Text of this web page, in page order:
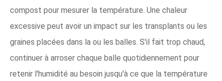
compost pour mesurer la température. Une chaleur
excessive peut avoir un impact sur les transplants ou les
graines placées dans la ou les balles. S'il fait trop chaud,
continuer à arroser chaque balle quotidiennement pour
retenir l'humidité au besoin jusqu'à ce que la température